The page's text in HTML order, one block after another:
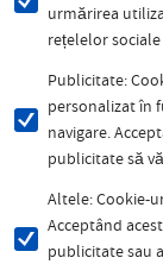
urmărirea
rețelelor
Publicitate:
personalizat în
navigare.
publicitate să
Altele: Cookie-
Acceptând
publicitate sau